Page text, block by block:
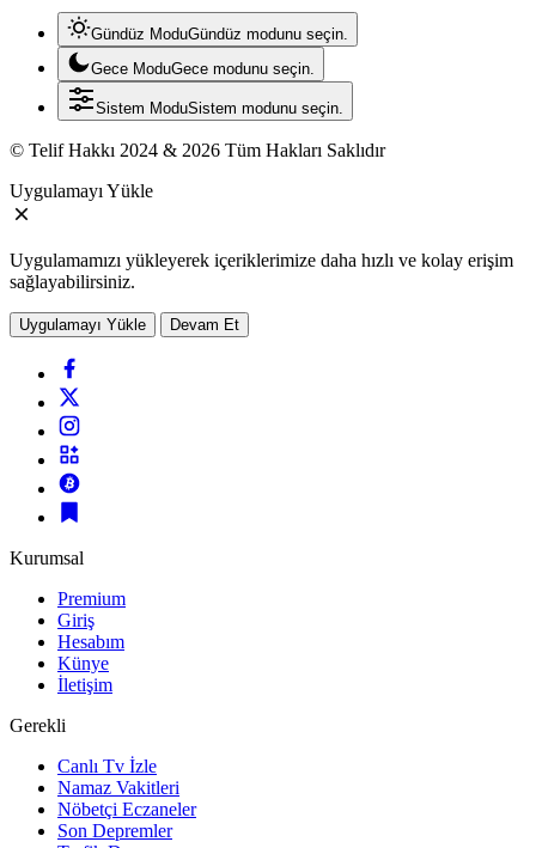
Gündüz ModuGündüz modunu seçin.
Gece ModuGece modunu seçin.
Sistem ModuSistem modunu seçin.
© Telif Hakkı 2024 & 2026 Tüm Hakları Saklıdır
Uygulamayı Yükle
Uygulamamızı yükleyerek içeriklerimize daha hızlı ve kolay erişim
sağlayabilirsiniz.
Uygulamayı Yükle Devam Et
Kurumsal
Premium
Giriş
Hesabım
Künye
İletişim
Gerekli
Canlı Tv İzle
Namaz Vakitleri
Nöbetçi Eczaneler
Son Depremler